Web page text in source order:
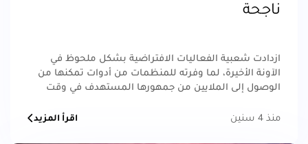
ناجحة
ازدادت شعبية الفعاليات الافتراضية بشكل ملحوظ في
الآونة الأخيرة، لما وفرته للمنظمات من أدوات تمكنها من
الوصول إلى الملايين من جمهورها المستهدف في وقت
العلامة التجارية الخاصة بها على نطاق أوسع.
منذ 4 سنين اقرأ المزيد